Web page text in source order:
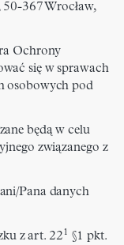
50-367 Wrocław,
Ochrony
się w sprawach
osobowych pod
będą w celu
związanego z
Pana danych
z art. 221 §1 pkt.